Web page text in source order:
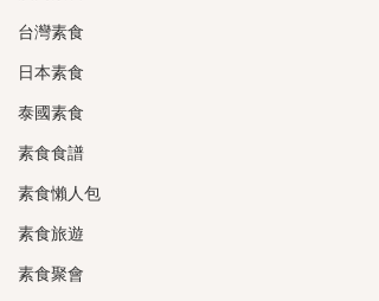
台灣素食
日本素食
泰國素食
素食食譜
素食懶人包
素食旅遊
素食聚會